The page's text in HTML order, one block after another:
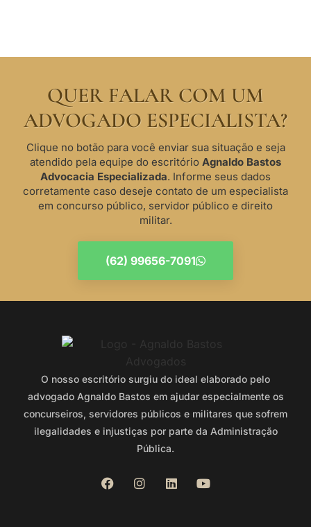
QUER FALAR COM UM
ADVOGADO ESPECIALISTA?
Clique no botão para você enviar sua situação e seja
atendido pela equipe do escritório Agnaldo Bastos
Advocacia Especializada. Informe seus dados
corretamente caso deseje contato de um especialista
em concurso público, servidor público e direito
militar.
(62) 99656-7091
O nosso escritório surgiu do ideal elaborado pelo
advogado Agnaldo Bastos em ajudar especialmente os
concurseiros, servidores públicos e militares que sofrem
ilegalidades e injustiças por parte da Administração
Pública.